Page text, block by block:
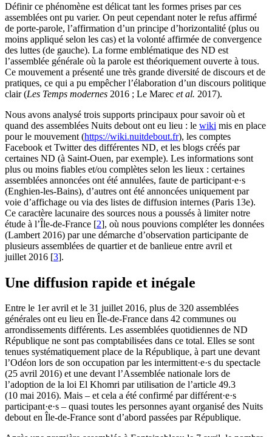
Définir ce phénomène est délicat tant les formes prises par ces
assemblées ont pu varier. On peut cependant noter le refus affirmé
de porte-parole, l’affirmation d’un principe d’horizontalité (plus ou
moins appliqué selon les cas) et la volonté affirmée de convergence
des luttes (de gauche). La forme emblématique des ND est
l’assemblée générale où la parole est théoriquement ouverte à tous.
Ce mouvement a présenté une très grande diversité de discours et de
pratiques, ce qui a pu empêcher l’élaboration d’un discours politique
clair (Les Temps modernes 2016 ; Le Marec et al. 2017).
Nous avons analysé trois supports principaux pour savoir où et
quand des assemblées Nuits debout ont eu lieu : le wiki mis en place
pour le mouvement (https://wiki.nuitdebout.fr), les comptes
Facebook et Twitter des différentes ND, et les blogs créés par
certaines ND (à Saint-Ouen, par exemple). Les informations sont
plus ou moins fiables et/ou complètes selon les lieux : certaines
assemblées annoncées ont été annulées, faute de participant·e·s
(Enghien-les-Bains), d’autres ont été annoncées uniquement par
voie d’affichage ou via des listes de diffusion internes (Paris 13e).
Ce caractère lacunaire des sources nous a poussés à limiter notre
étude à l’Île-de-France [2], où nous pouvions compléter les données
(Lambert 2016) par une démarche d’observation participante de
plusieurs assemblées de quartier et de banlieue entre avril et
juillet 2016 [3].
Une diffusion rapide et inégale
Entre le 1er avril et le 31 juillet 2016, plus de 320 assemblées
générales ont eu lieu en Île-de-France dans 42 communes ou
arrondissements différents. Les assemblées quotidiennes de ND
République ne sont pas comptabilisées dans ce total. Elles se sont
tenues systématiquement place de la République, à part une devant
l’Odéon lors de son occupation par les intermittent·e·s du spectacle
(25 avril 2016) et une devant l’Assemblée nationale lors de
l’adoption de la loi El Khomri par utilisation de l’article 49.3
(10 mai 2016). Mais – et cela a été confirmé par différent·e·s
participant·e·s – quasi toutes les personnes ayant organisé des Nuits
debout en Île-de-France sont d’abord passées par République.